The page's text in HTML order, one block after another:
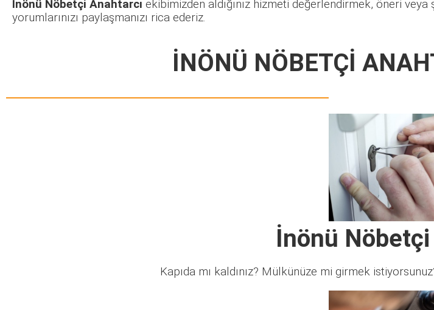
İnönü Nöbetçi Anahtarcı ekibimizden aldığınız hizmeti değerlendirmek, öneri
yorumlarınızı paylaşmanızı rica ederiz.
İNÖNÜ NÖBETÇİ
İnönü Nöbetçi
Kapıda mı kaldınız? Mülkünüze mi girmek